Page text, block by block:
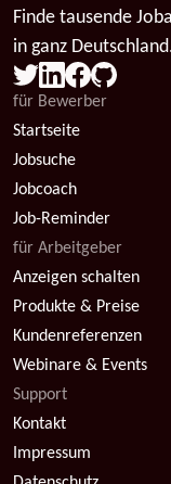
Finde tausende
in ganz
für Bewerber
Startseite
Jobsuche
Jobcoach
Job-Reminder
für Arbeitgeber
Anzeigen schalten
Produkte & Preise
Kundenreferenzen
Webinare & Events
Support
Kontakt
Impressum